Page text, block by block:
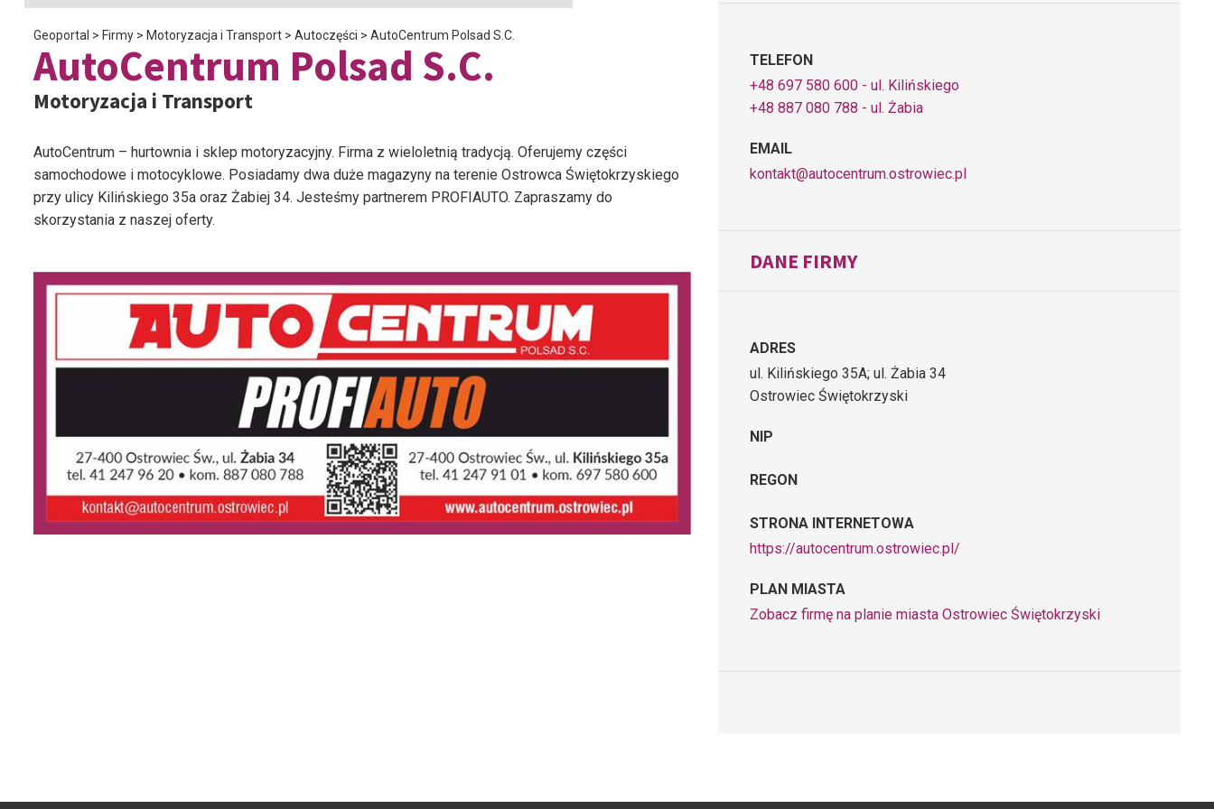
Geoportal > Firmy > Motoryzacja i Transport > Autoczęści > AutoCentrum Polsad S.C.
AutoCentrum Polsad S.C.
Motoryzacja i Transport
AutoCentrum – hurtownia i sklep motoryzacyjny. Firma z wieloletnią tradycją. Oferujemy części
samochodowe i motocyklowe. Posiadamy dwa duże magazyny na terenie Ostrowca Świętokrzyskiego
przy ulicy Kilińskiego 35a oraz Żabiej 34. Jesteśmy partnerem PROFIAUTO. Zapraszamy do
skorzystania z naszej oferty.
TELEFON
+48 697 580 600 - ul. Kilińskiego
+48 887 080 788 - ul. Żabia
EMAIL
kontakt@autocentrum.ostrowiec.pl
DANE FIRMY
ADRES
ul. Kilińskiego 35A; ul. Żabia 34
Ostrowiec Świętokrzyski
NIP
REGON
STRONA INTERNETOWA
https://autocentrum.ostrowiec.pl/
PLAN MIASTA
Zobacz firmę na planie miasta Ostrowiec Świętokrzyski